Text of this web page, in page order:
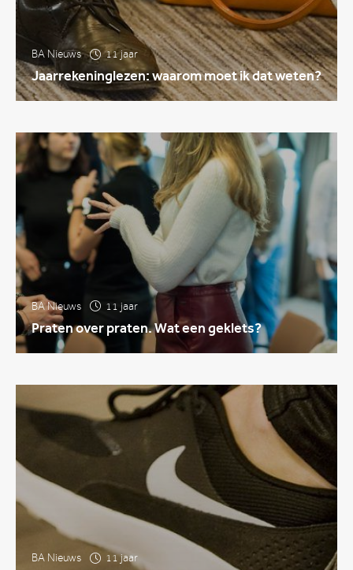
BA Nieuws 11 jaar
Jaarrekeninglezen: waarom moet ik dat weten?
BA Nieuws 11 jaar
Praten over praten. Wat een geklets?
BA Nieuws 11 jaar